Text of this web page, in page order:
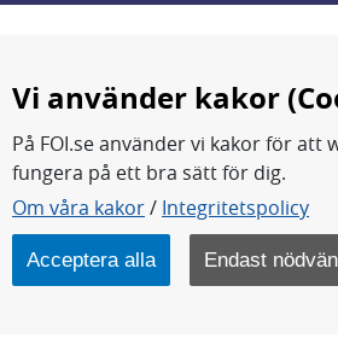
FOI forskar för en säkrare värld.
FOI:s kärnverksamhet är forskning,
teknikutveckling samt analyser och
Myndigheten ligger under
Vi använder kakor
På FOI.se använder vi kakor för att
fungera på ett bra sätt för dig.
Om våra kakor/ Integritetspolicy
Acceptera alla Endast